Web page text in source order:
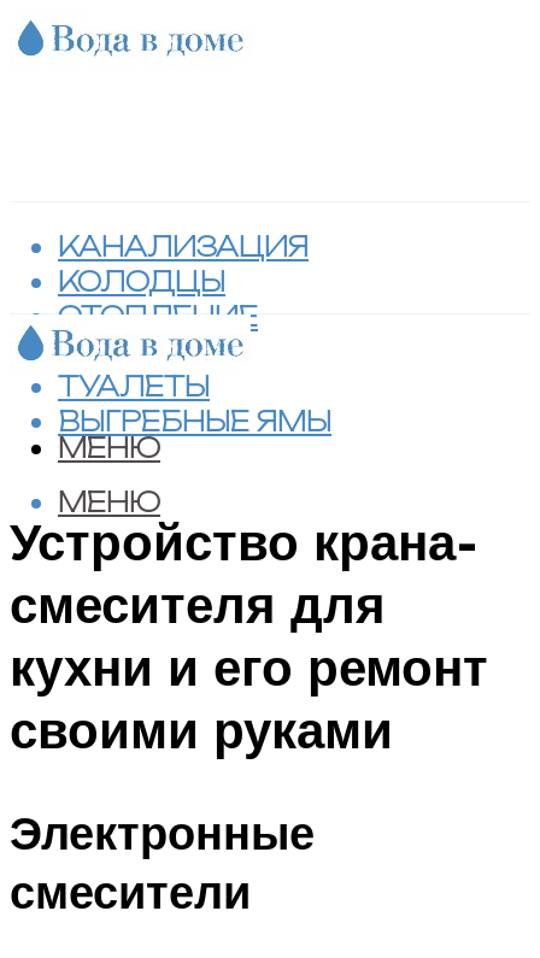
КАНАЛИЗАЦИЯ
КОЛОДЦЫ
ОТОПЛЕНИЕ
СЕПТИКИ
ТУАЛЕТЫ
ВЫГРЕБНЫЕ ЯМЫ
МЕНЮ
МЕНЮ
Устройство крана-
смесителя для
кухни и его ремонт
своими руками
Электронные
смесители